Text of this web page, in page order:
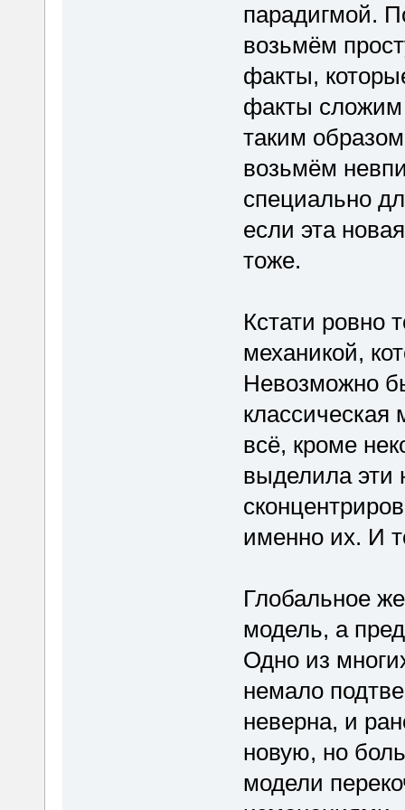
парадигмой.
возьмём
факты,
факты сложим
таким
возьмём
специально
если эта
тоже.
Кстати ровно
механикой,
Невозможно
классическая
всё, кроме
выделила эти
именно их. И
Глобальное
модель, а
Одно из
немало
неверна, и
новую, но
модели